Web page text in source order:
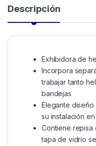
Descripción
Exhibidora de
Incorpora
trabajar tanto
bandejas
Elegante
su instalación
Contiene repisa
tapa de vidrio